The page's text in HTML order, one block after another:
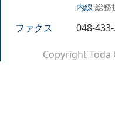
内線 総務
ファクス 048-
Copyright Toda